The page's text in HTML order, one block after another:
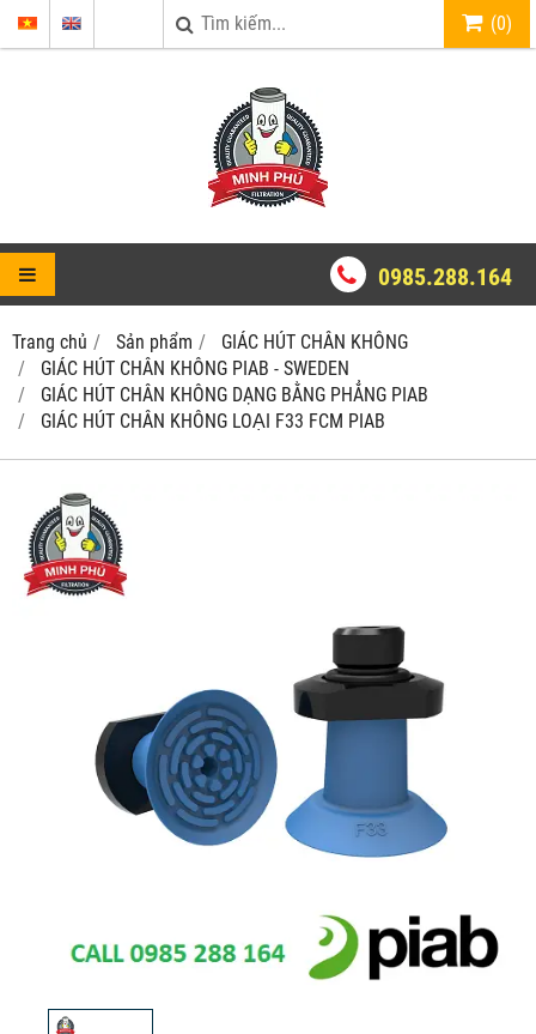
(0)
0985.288.164
Trang chủ Sản phẩm
GIÁC HÚT CHÂN KHÔNG
GIÁC HÚT CHÂN KHÔNG PIAB - SWEDEN
GIÁC HÚT CHÂN KHÔNG DẠNG BẰNG PHẲNG PIAB
GIÁC HÚT CHÂN KHÔNG LOẠI F33 FCM PIAB